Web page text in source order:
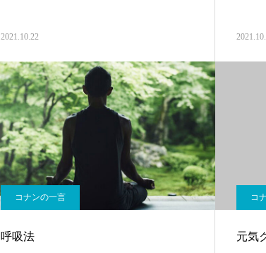
2021.10.22
コナンの一言
呼吸法
コ
元気